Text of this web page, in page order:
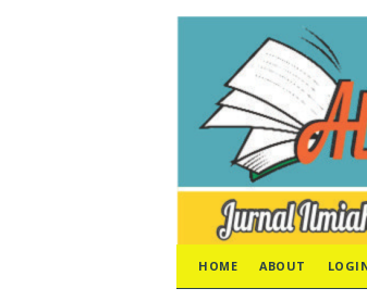
HOME ABOUT